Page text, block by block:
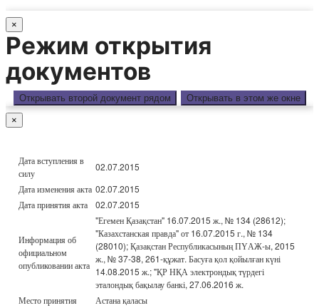
×
Режим открытия
документов
Открывать второй документ рядом Открывать в этом же окне
×
Дата вступления в
силу
02.07.2015
Дата изменения акта 02.07.2015
Дата принятия акта
02.07.2015
Информация об
официальном
опубликовании акта
"Егемен Қазақстан" 16.07.2015 ж., № 134 (28612);
"Казахстанская правда" от 16.07.2015 г., № 134
(28010); Қазақстан Республикасының ПҮАЖ-ы, 2015
ж., № 37-38, 261-құжат. Басуға қол қойылған күні
14.08.2015 ж.; "ҚР НҚА электрондық түрдегі
эталондық бақылау банкі, 27.06.2016 ж.
Место принятия
Астана қаласы